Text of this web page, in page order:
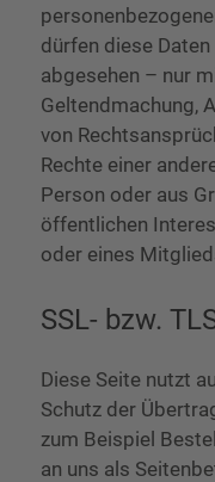
dürfen diese
abgesehen – nur
Geltendmachung,
von
Rechte einer
Person oder aus
öffentlichen
oder eines
SSL- bzw.
Diese Seite nutzt
Schutz der
zum Beispiel
an uns als